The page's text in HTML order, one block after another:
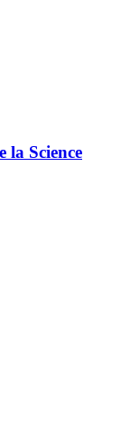
la Science